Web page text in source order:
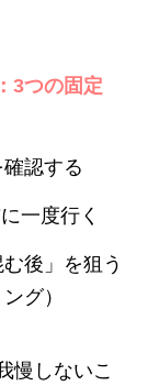
3つの固定
認する
一度行く
後」を狙う
グ）
慢しないこ